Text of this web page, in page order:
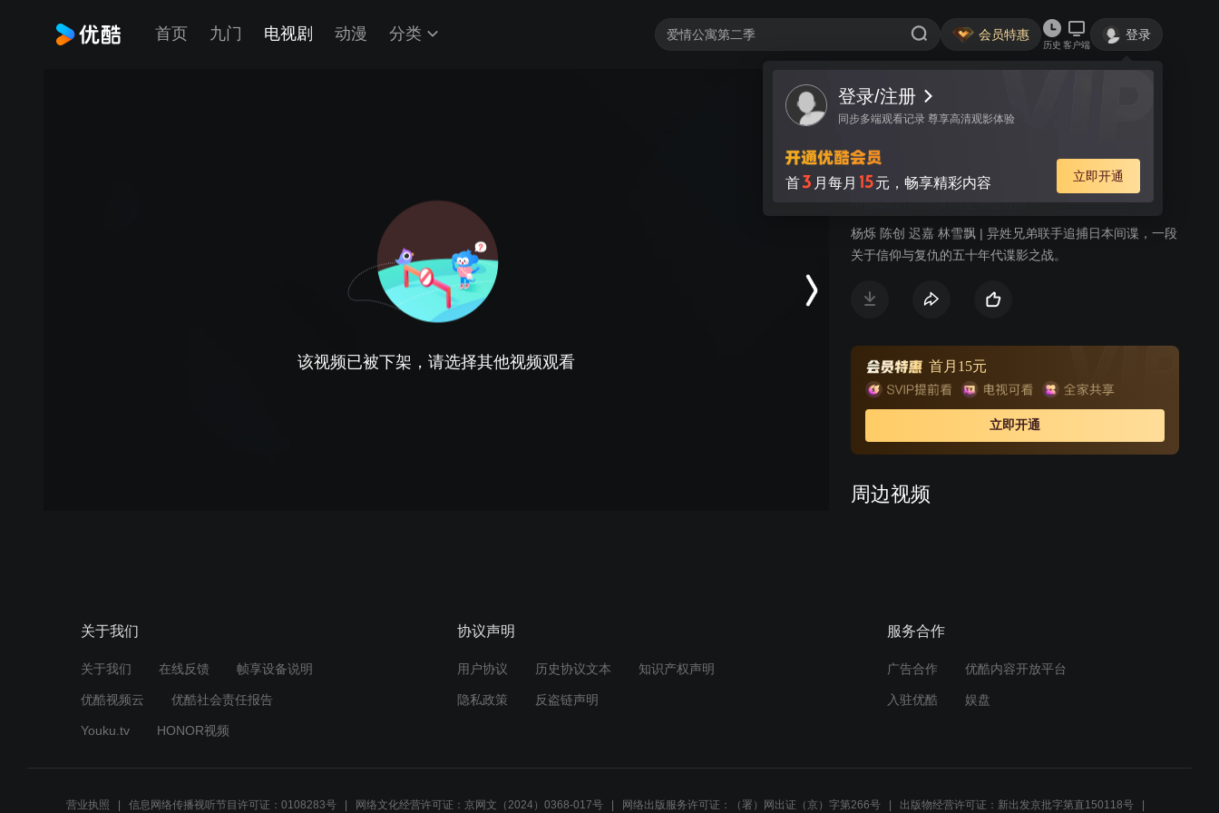
首页 九门 电视剧 动漫 分类 会员特惠
历史 客户端
登录
登录/注册
同步多端观看记录 尊享高清观影体验
首3 月每月 15元，畅享精彩内容 立即开通
该视频已被下架，请选择其他视频观看
视频 讨论
惊蛰
中国/2017/三兄弟结盟浴血报国
杨烁 陈创 迟嘉 林雪飘 | 异姓兄弟联手追捕日本间谍，一段
关于信仰与复仇的五十年代谍影之战。
首月15元
立即开通
周边视频
00:23
关于我们
关于我们 在线反馈 帧享设备说明
优酷视频云 优酷社会责任报告
Youku.tv HONOR视频
协议声明
用户协议 历史协议文本 知识产权声明
隐私政策 反盗链声明
服务合作
广告合作 优酷内容开放平台
入驻优酷 娱盘
营业执照 信息网络传播视听节目许可证：0108283号 网络文化经营许可证：京网文（2024）0368-017号 网络出版服务许可证：（署）网出证（京）字第266号 出版物经营许可证：新出发京批字第直150118号